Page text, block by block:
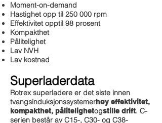
Moment-on-demand
Hastighet opp til 250 000 rpm
Effektivitet opptil 98 prosent
Kompakthet
Pålitelighet
Lav NVH
Lav kostnad
Superladerdata
Rotrex superladere er det siste innen
tvangsinduksjonssystemerhøy effektivitet,
kompakthet, pålitelighetogstille drift. C-
serien består av C15-, C30- og C38-